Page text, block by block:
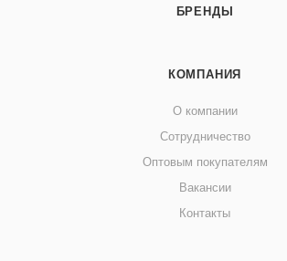
БРЕНДЫ
КОМПАНИЯ
О компании
Сотрудничество
Оптовым покупателям
Вакансии
Контакты